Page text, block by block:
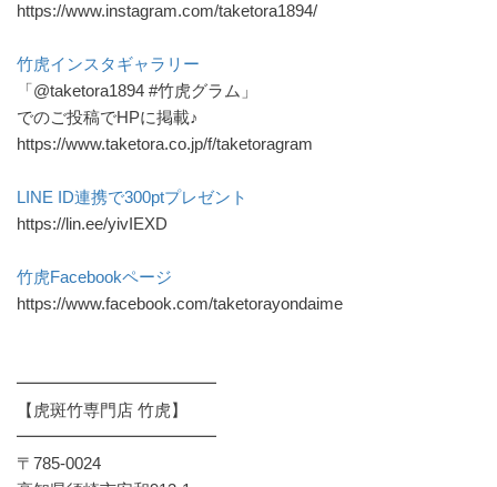
https://www.instagram.com/taketora1894/
竹虎インスタギャラリー
「@taketora1894 #竹虎グラム」
でのご投稿でHPに掲載♪
https://www.taketora.co.jp/f/taketoragram
LINE ID連携で300ptプレゼント
https://lin.ee/yivIEXD
竹虎Facebookページ
https://www.facebook.com/taketorayondaime
━━━━━━━━━━━━
【虎斑竹専門店 竹虎】
━━━━━━━━━━━━
〒785-0024